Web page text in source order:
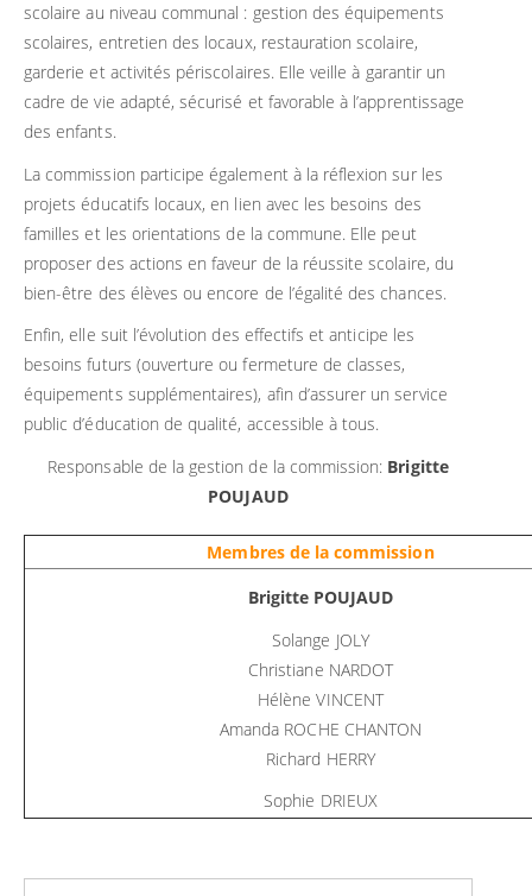
scolaire au niveau communal : gestion des équipements
scolaires, entretien des locaux, restauration scolaire,
garderie et activités périscolaires. Elle veille à garantir un
cadre de vie adapté, sécurisé et favorable à l’apprentissage
des enfants.
La commission participe également à la réflexion sur les
projets éducatifs locaux, en lien avec les besoins des
familles et les orientations de la commune. Elle peut
proposer des actions en faveur de la réussite scolaire, du
bien-être des élèves ou encore de l’égalité des chances.
Enfin, elle suit l’évolution des effectifs et anticipe les
besoins futurs (ouverture ou fermeture de classes,
équipements supplémentaires), afin d’assurer un service
public d’éducation de qualité, accessible à tous.
Responsable de la gestion de la commission: Brigitte
POUJAUD
Membres de la commission
Brigitte POUJAUD
Solange JOLY
Christiane NARDOT
Hélène VINCENT
Amanda ROCHE CHANTON
Richard HERRY
Sophie DRIEUX